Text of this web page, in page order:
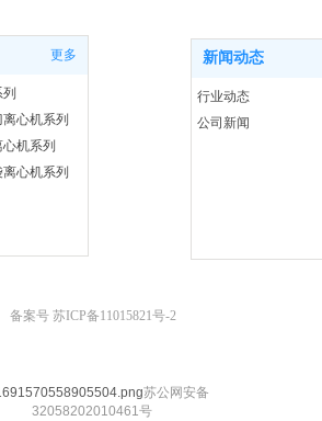
更多
心机系列
机系列
心机系列
新闻动态
行业动态
公司新闻
备案号 苏ICP备11015821号-2
苏公网安备
32058202010461号